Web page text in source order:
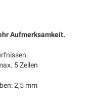
Aufmerksamkeit.
5 Zeilen
2,5 mm